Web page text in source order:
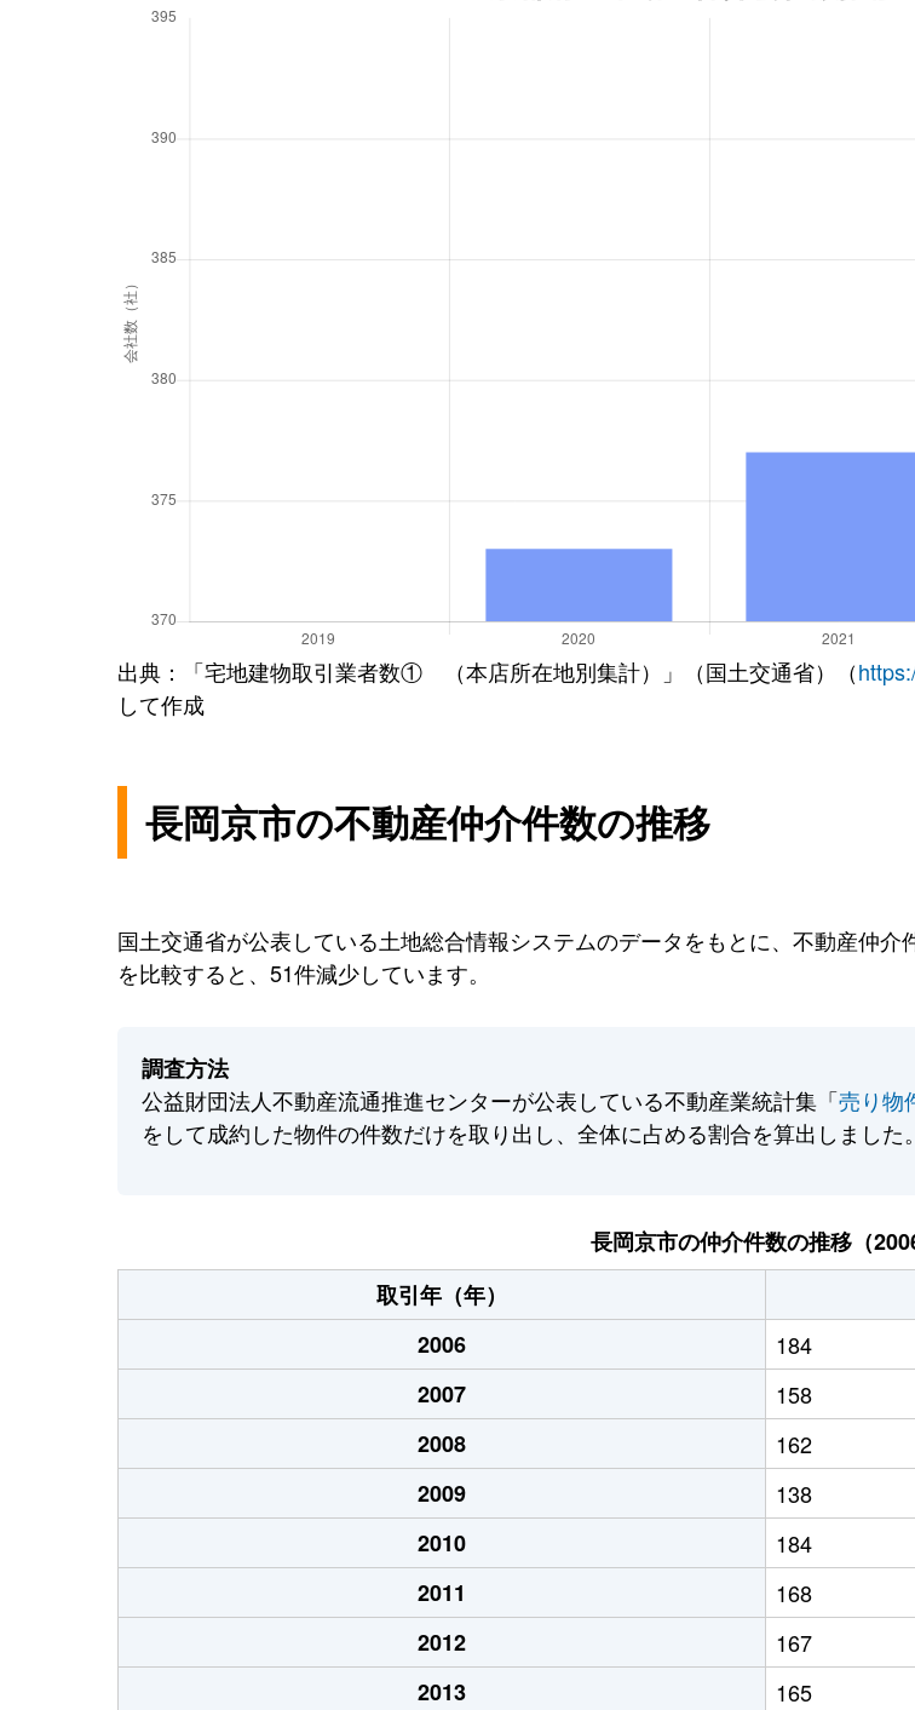
出典：「宅地建物取引業者数① （本店所在地別集計）」（国土交通省）（
して作成
長岡京市の不動産仲介件数の推移
国土交通省が公表している土地総合情報システムのデータをもとに、不動産仲
を比較すると、51件減少しています。
調査方法
公益財団法人不動産流通推進センターが公表している不動産業統計集「売り物
をして成約した物件の件数だけを取り出し、全体に占める割合を算出しました。
長岡京市の仲介件数の推移（
取引年（年）
2006
184
2007
158
2008
162
2009
138
2010
184
2011
168
2012
167
2013
165